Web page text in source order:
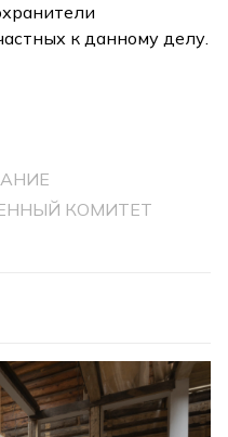
к данному делу.
КОМИТЕТ